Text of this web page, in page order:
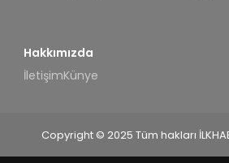
Hakkımızda
İletişimKünye
Copyright © 2025 Tüm hakları